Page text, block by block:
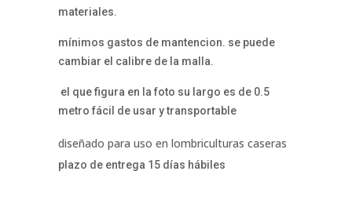
materiales.
mínimos gastos de mantencion. se puede
cambiar el calibre de la malla.
el que figura en la foto su largo es de 0.5
metro fácil de usar y transportable
diseñado para uso en lombriculturas caseras
plazo de entrega 15 días hábiles